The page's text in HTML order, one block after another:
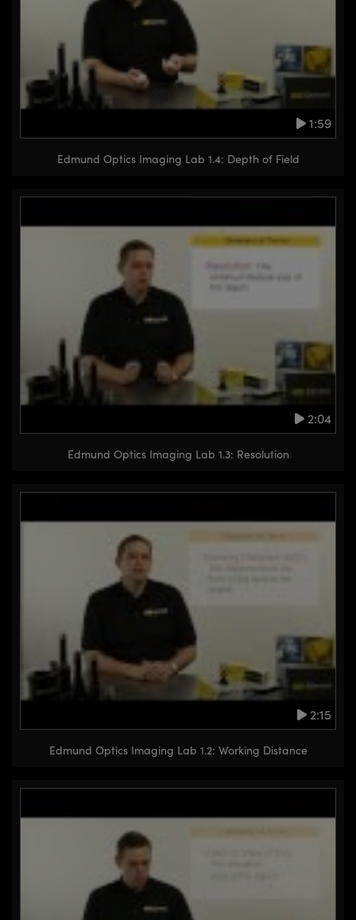
1:59
Edmund Optics Imaging Lab 1.4: Depth of Field
2:04
Edmund Optics Imaging Lab 1.3: Resolution
2:15
Edmund Optics Imaging Lab 1.2: Working Distance